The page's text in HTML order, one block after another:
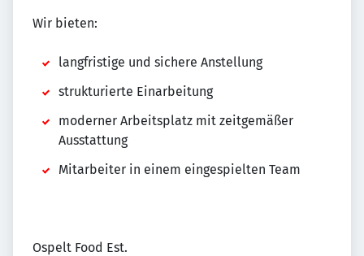
Wir bieten:
langfristige und sichere Anstellung
strukturierte Einarbeitung
moderner Arbeitsplatz mit zeitgemäßer
Ausstattung
Mitarbeiter in einem eingespielten Team
Ospelt Food Est.